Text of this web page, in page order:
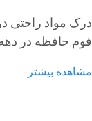
درک مواد
فوم حافظه در
محصولات نشیمن
مشاهده بیشتر